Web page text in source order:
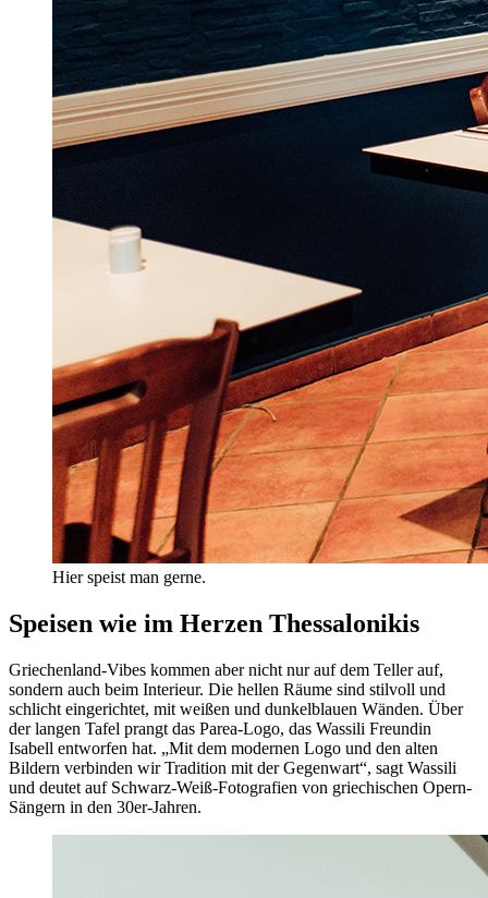
Hier speist man gerne.
Speisen wie im Herzen Thessalonikis
Griechenland-Vibes kommen aber nicht nur auf dem Teller auf,
sondern auch beim Interieur. Die hellen Räume sind stilvoll und
schlicht eingerichtet, mit weißen und dunkelblauen Wänden. Über
der langen Tafel prangt das Parea-Logo, das Wassili Freundin
Isabell entworfen hat. „Mit dem modernen Logo und den alten
Bildern verbinden wir Tradition mit der Gegenwart“, sagt Wassili
und deutet auf Schwarz-Weiß-Fotografien von griechischen Opern-
Sängern in den 30er-Jahren.